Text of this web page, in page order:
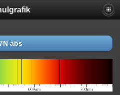
abs